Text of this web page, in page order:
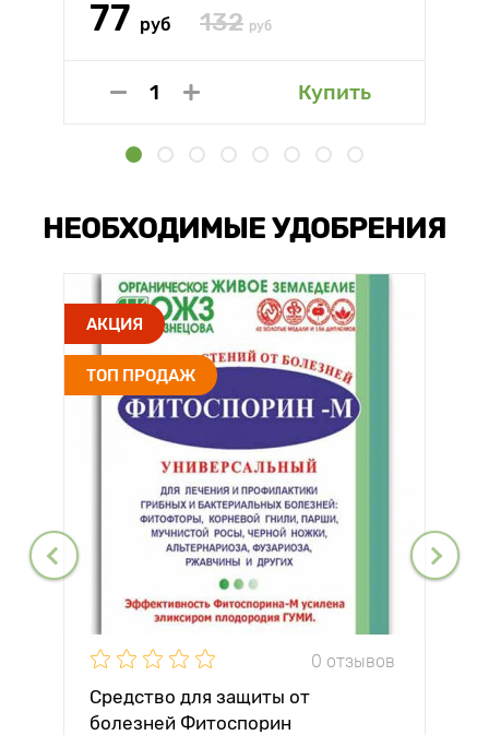
77 руб 132 руб
Купить
НЕОБХОДИМЫЕ УДОБРЕНИЯ
АКЦИЯ
ТОП ПРОДАЖ
0 отзывов
Средство для защиты от
болезней Фитоспорин